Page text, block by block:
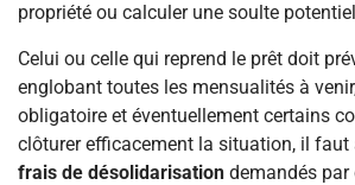
propriété ou calculer une soulte
Celui ou celle qui reprend le prêt doit
englobant toutes les mensualités à
obligatoire et éventuellement certains
clôturer efficacement la situation, il faut
frais de désolidarisation demandés par